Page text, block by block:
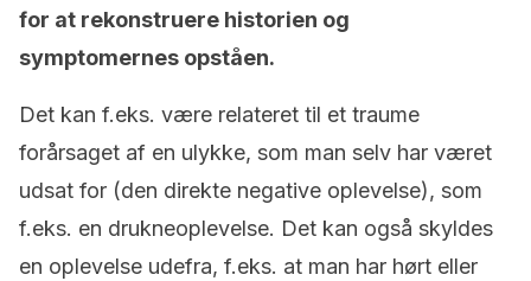
for at rekonstruere historien og
symptomernes opståen.
Det kan f.eks. være relateret til et traume
forårsaget af en ulykke, som man selv har været
udsat for (den direkte negative oplevelse), som
f.eks. en drukneoplevelse. Det kan også skyldes
en oplevelse udefra, f.eks. at man har hørt eller